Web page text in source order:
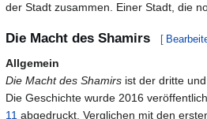
der Stadt zusammen. Einer Stadt, die
Die Macht des Shamirs [
Allgemein
Die Macht des Shamirs ist der dritte
Die Geschichte wurde 2016
11 abgedruckt. Verglichen mit den